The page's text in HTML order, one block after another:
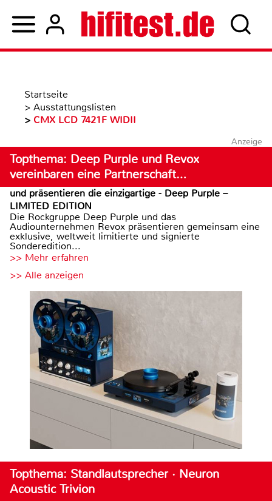
Startseite
> Ausstattungslisten
> CMX LCD 7421F WIDII
Anzeige
Topthema: Deep Purple und Revox
vereinbaren eine Partnerschaft…
und präsentieren die einzigartige - Deep Purple –
LIMITED EDITION
Die Rockgruppe Deep Purple und das
Audiounternehmen Revox präsentieren gemeinsam eine
exklusive, weltweit limitierte und signierte
Sonderedition...
>> Mehr erfahren
>> Alle anzeigen
Topthema: Standlautsprecher · Neuron
Acoustic Trivion